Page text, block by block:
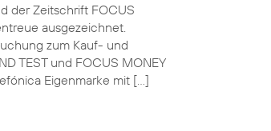
der Zeitschrift FOCUS
ausgezeichnet.
zum Kauf- und
TEST und FOCUS MONEY
Eigenmarke mit […]